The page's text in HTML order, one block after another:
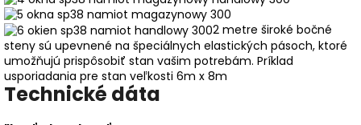
2 metre široké bočné
steny sú upevnené na špeciálnych elastických pásoch, ktoré
umožňujú prispôsobiť stan vašim potrebám. Príklad
usporiadania pre stan veľkosti 6m x 8m
Technické dáta